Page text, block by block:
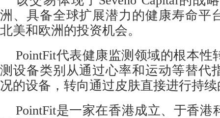
洲、具备全球扩展潜力的健康寿命平
北美和欧洲的投资机会。
PointFit代表健康监测领域的根本性
测设备类别从通过心率和运动等替代
况的设备，转向通过皮肤直接进行持
PointFit是一家在香港成立、于香港